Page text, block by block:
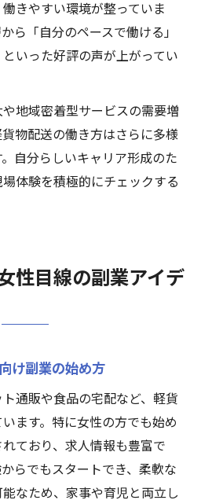
きやすい環境が整っていま
ら「自分のペースで働ける」
といった好評の声が上がってい
地域密着型サービスの需要増
物配送の働き方はさらに多様
自分らしいキャリア形成のた
体験を積極的にチェックする
性目線の副業アイデ
け副業の始め方
通販や食品の宅配など、軽貨
ます。特に女性の方でも始め
ており、求人情報も豊富で
らでもスタートでき、柔軟な
なため、家事や育児と両立し